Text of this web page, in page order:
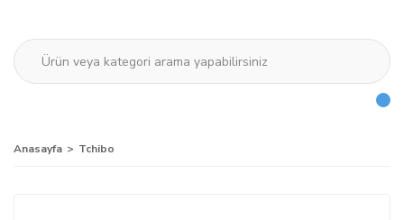
Anasayfa Tchibo